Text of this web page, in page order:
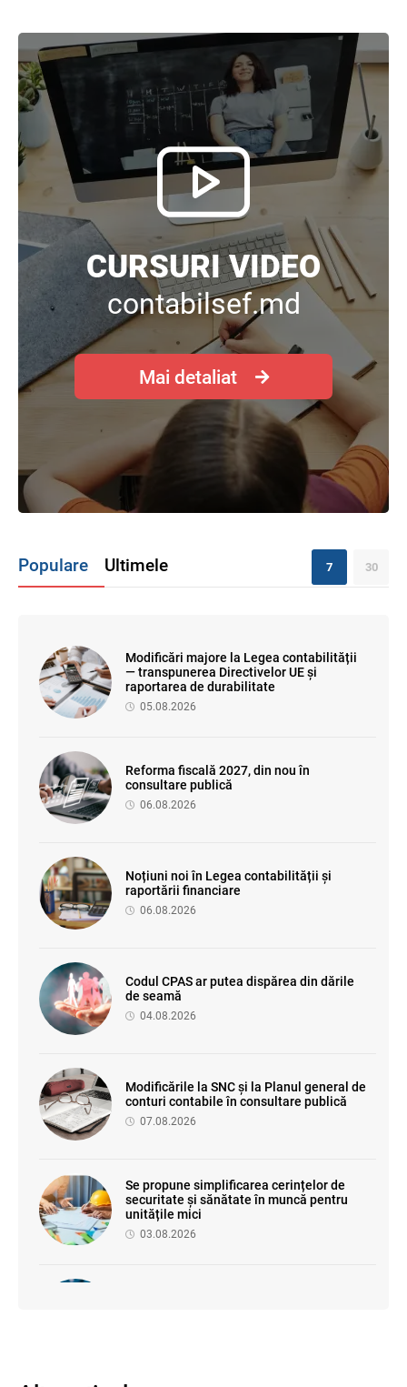
CURSURI VIDEO
contabilsef.md
Mai detaliat
Populare Ultimele 7 30
Modificări majore la Legea contabilității
— transpunerea Directivelor UE și
raportarea de durabilitate
05.08.2026
Reforma fiscală 2027, din nou în
consultare publică
06.08.2026
Noțiuni noi în Legea contabilității și
raportării financiare
06.08.2026
Codul CPAS ar putea dispărea din dările
de seamă
04.08.2026
Modificările la SNC și la Planul general de
conturi contabile în consultare publică
07.08.2026
Se propune simplificarea cerințelor de
securitate și sănătate în muncă pentru
unitățile mici
03.08.2026